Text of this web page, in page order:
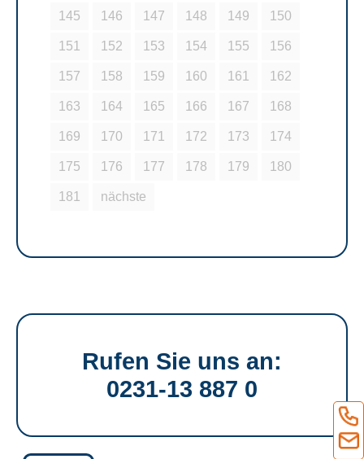
145 146 147 148 149 150
151 152 153 154 155 156
157 158 159 160 161 162
163 164 165 166 167 168
169 170 171 172 173 174
175 176 177 178 179 180
181 nächste
Rufen Sie uns an:
0231-13 887 0